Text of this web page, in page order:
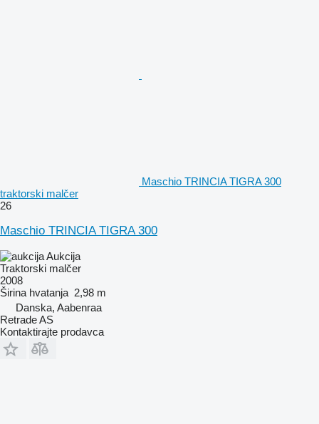
Maschio TRINCIA TIGRA 300
traktorski malčer
26
Maschio TRINCIA TIGRA 300
Aukcija
Traktorski malčer
2008
Širina hvatanja 2,98 m
Danska, Aabenraa
Retrade AS
Kontaktirajte prodavca